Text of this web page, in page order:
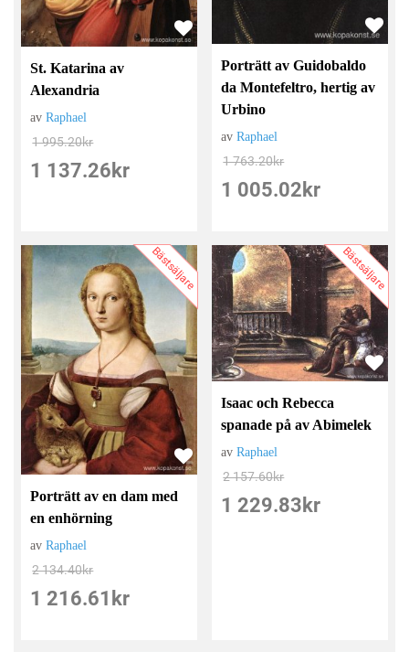
St. Katarina av
Alexandria
avRaphael
1 995.20kr
1 137.26 kr
Porträtt av Guidobaldo
da Montefeltro, hertig av
Urbino
avRaphael
1 763.20kr
1 005.02 kr
Bästsäljare
Porträtt av en dam med
en enhörning
avRaphael
2 134.40kr
1 216.61 kr
Bästsäljare
Isaac och Rebecca
spanade på av Abimelek
avRaphael
2 157.60kr
1 229.83 kr